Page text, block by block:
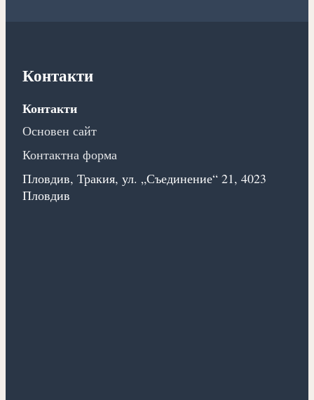
Контакти
Контакти
Основен сайт
Контактна форма
Пловдив, Тракия, ул. „Съединение“ 21, 4023
Пловдив